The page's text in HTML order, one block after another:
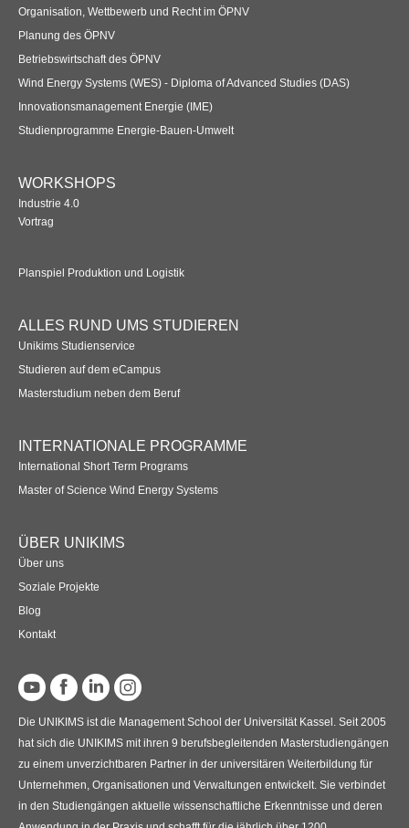
Übersicht
Lieferkette
Übersicht
Übersicht
Übersicht
BWL-Kompakt
Betriebswirtschaft des ÖPNV
Planspiel Produktionssteuerung und Logistik
Industrie 4.0
Übersicht
Business Spotlight
Organisation, Wettbewerb und Recht im ÖPNV
Planung des ÖPNV
Betriebswirtschaft des ÖPNV
Wind Energy Systems (WES) - Diploma of Advanced Studies (DAS)
Innovationsmanagement Energie (IME)
Studienprogramme Energie-Bauen-Umwelt
WORKSHOPS
Industrie 4.0
Vortrag
Planspiel Produktion und Logistik
ALLES RUND UMS STUDIEREN
Unikims Studienservice
Studieren auf dem eCampus
Masterstudium neben dem Beruf
INTERNATIONALE PROGRAMME
International Short Term Programs
Master of Science Wind Energy Systems
ÜBER UNIKIMS
Über uns
Soziale Projekte
Blog
Kontakt
Die UNIKIMS ist die Management School der Universität Kassel. Seit 2005
hat sich die UNIKIMS mit ihren 9 berufsbegleitenden Masterstudiengängen
zu einem unverzichtbaren Partner in der universitären Weiterbildung für
Unternehmen, Organisationen und Verwaltungen entwickelt. Sie verbindet
in den Studiengängen aktuelle wissenschaftliche Erkenntnisse und deren